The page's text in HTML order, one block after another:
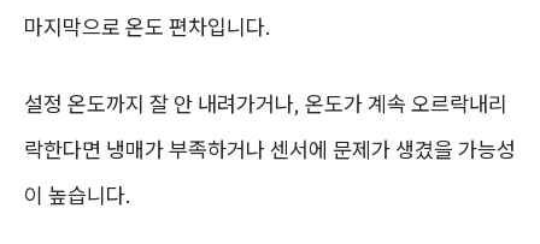
마지막으로 온도 편차입니다.
설정 온도까지 잘 안 내려가거나, 온도가 계속 오르락내리
락한다면 냉매가 부족하거나 센서에 문제가 생겼을 가능성
이 높습니다.